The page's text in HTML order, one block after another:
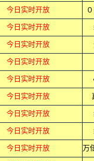
今日实时开放
今日实时开放
今日实时开放
今日实时开放
今日实时开放
今日实时开放
今日实时开放
今日实时开放
今日实时开放